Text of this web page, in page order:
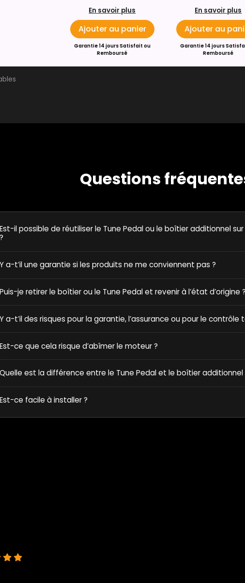
En savoir plus
Ajouter au panier
Garantie 14 jours Satisfait ou
Remboursé
En savoir plus
Ajouter au
Garantie 14 jours
Remboursé
Questions
Est-il possible de réutiliser le Tune Pedal ou le boîtier additionnel
?
Y a-t’il une garantie si les produits ne me conviennent pas ?
Puis-je retirer le boîtier ou le Tune Pedal et revenir à l’état d’origine ?
Y a-t’il des risques pour la garantie, l’assurance ou pour le contrôle
Est-ce que cela risque d’abîmer le moteur ?
Quelle est la différence entre le Tune Pedal et le boîtier additionnel
Est-ce facile à installer ?